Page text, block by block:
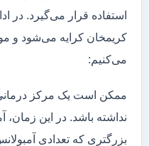
استفاده قرار می‌گیرد. در
کریمخان کرایه می‌شود و
می‌کنیم:
ممکن است یک مرکز درمانی
نداشته باشد. در این زمان،
بزرگتری که تعدادی